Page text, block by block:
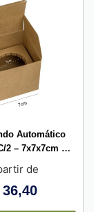
Automático
2 – 7x7x7cm +
unid
de